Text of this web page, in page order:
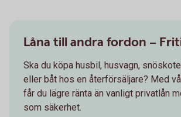
Låna till andra fordon –
Ska du köpa husbil, husvagn,
eller båt hos en återförsäljare? Med
får du lägre ränta än vanligt privatlån
som säkerhet.